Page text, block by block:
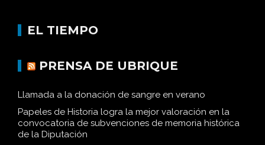
EL TIEMPO
PRENSA DE UBRIQUE
Llamada a la donación de sangre en verano
Papeles de Historia logra la mejor valoración en la
convocatoria de subvenciones de memoria histórica
de la Diputación